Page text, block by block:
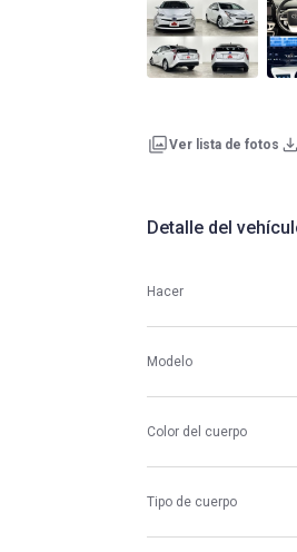
Ver lista de fotos
Detalle del
Hacer
Modelo
Color del cuerpo
Tipo de cuerpo